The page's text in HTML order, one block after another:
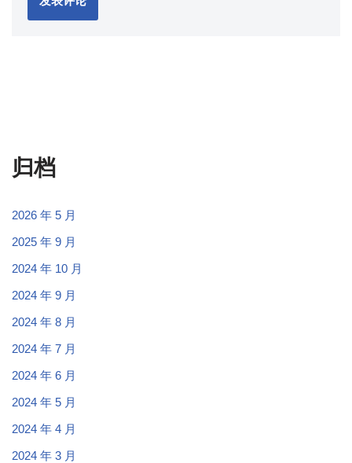
归档
2026 年 5 月
2025 年 9 月
2024 年 10 月
2024 年 9 月
2024 年 8 月
2024 年 7 月
2024 年 6 月
2024 年 5 月
2024 年 4 月
2024 年 3 月